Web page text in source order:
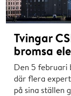
Tvingar
bromsa
Den 5 februari
där flera
på sina ställen